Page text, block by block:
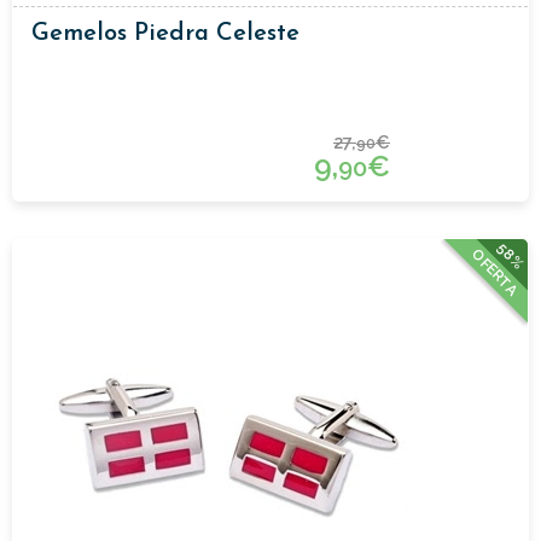
Gemelos Piedra Celeste
27,90€
9,90€
58%
OFERTA